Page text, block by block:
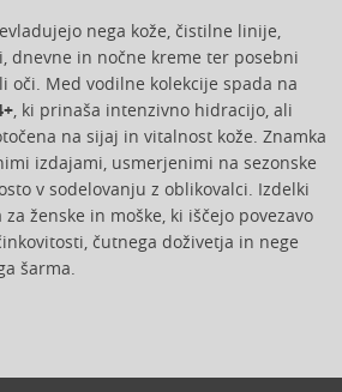
nega kože, čistilne linije,
dnevne in nočne kreme ter posebni
oči. Med vodilne kolekcije spada na
, ki prinaša intenzivno hidracijo, ali
na sijaj in vitalnost kože. Znamka
izdajami, usmerjenimi na sezonske
v sodelovanju z oblikovalci. Izdelki
ženske in moške, ki iščejo povezavo
čutnega doživetja in nege
šarma.